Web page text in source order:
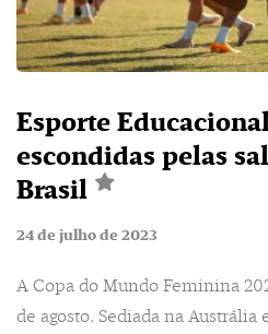
Esporte
escondidas pelas
Brasil
24 de julho de 2023
A Copa do Mundo Feminina
de agosto. Sediada na Austrália